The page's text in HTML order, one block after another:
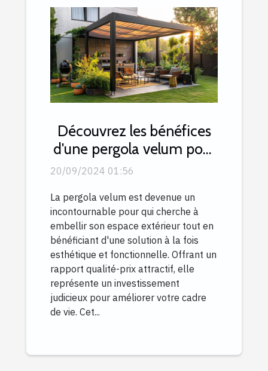
Découvrez les bénéfices
d'une pergola velum pour
le rapport qualité-prix
20/09/2024 01:56
La pergola velum est devenue un
incontournable pour qui cherche à
embellir son espace extérieur tout en
bénéficiant d'une solution à la fois
esthétique et fonctionnelle. Offrant un
rapport qualité-prix attractif, elle
représente un investissement
judicieux pour améliorer votre cadre
de vie. Cet...